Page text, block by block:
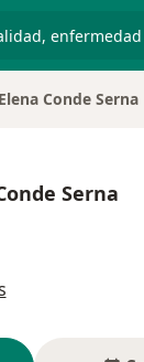
Conde Serna
Serna